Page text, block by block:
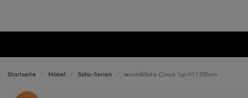
Startseite Möbel Sofa-Serien wuun®Sofa Cloud Typ 07 I 330cm